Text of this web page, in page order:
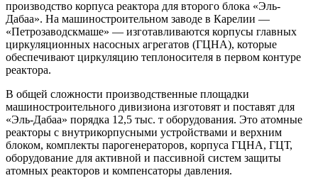
производство корпуса реактора для второго блока «Эль-
Дабаа». На машиностроительном заводе в Карелии —
«Петрозаводскмаше» — изготавливаются корпусы главных
циркуляционных насосных агрегатов (ГЦНА), которые
обеспечивают циркуляцию теплоносителя в первом контуре
реактора.
В общей сложности производственные площадки
машиностроительного дивизиона изготовят и поставят для
«Эль-Дабаа» порядка 12,5 тыс. т оборудования. Это атомные
реакторы с внутрикорпусными устройствами и верхним
блоком, комплекты парогенераторов, корпуса ГЦНА, ГЦТ,
оборудование для активной и пассивной систем защиты
атомных реакторов и компенсаторы давления.